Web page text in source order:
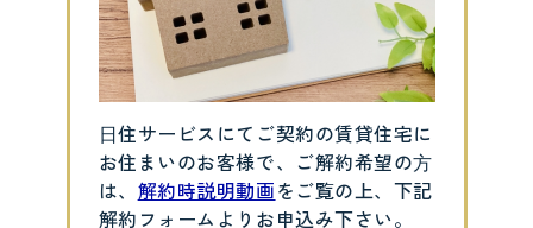
⽇住サービスにてご契約の賃貸住宅に
お住まいのお客様で、ご解約希望の⽅
は、 解約時説明動画をご覧の上、下記
解約フォームよりお申込み下さい。